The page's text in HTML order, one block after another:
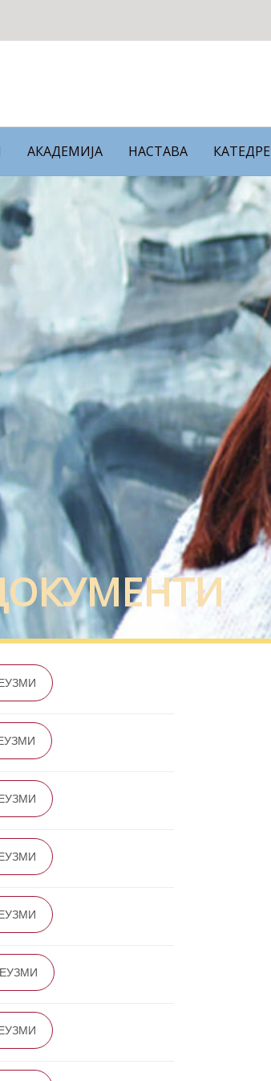
АКАДЕМИЈА НАСТАВА КАТЕДРЕ